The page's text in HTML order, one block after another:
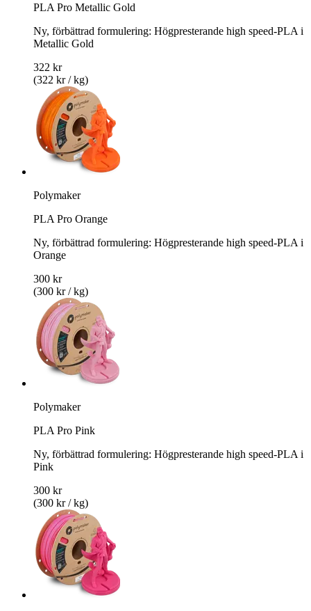
PLA Pro Metallic Gold
Ny, förbättrad formulering: Högpresterande high speed-PLA i
Metallic Gold
322 kr
(322 kr / kg)
Polymaker
PLA Pro Orange
Ny, förbättrad formulering: Högpresterande high speed-PLA i
Orange
300 kr
(300 kr / kg)
Polymaker
PLA Pro Pink
Ny, förbättrad formulering: Högpresterande high speed-PLA i
Pink
300 kr
(300 kr / kg)